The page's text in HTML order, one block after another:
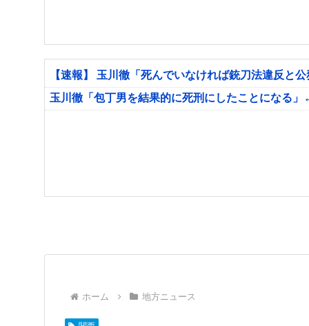
【速報】 玉川徹「死んでいなければ銃刀法違反と
玉川徹「包丁男を結果的に死刑にしたことになる
ホーム 地方ニュース